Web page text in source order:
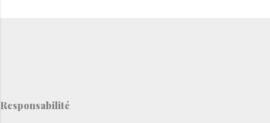
Responsabilité